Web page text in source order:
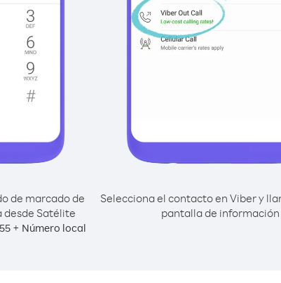
de marcado de
desde Satélite
+ Número local
Selecciona el contacto en Viber y
pantalla de información